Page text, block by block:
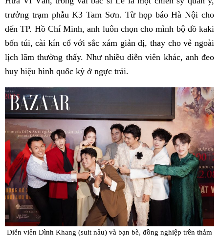
trưởng trạm phẫu K3 Tam Sơn. Từ họp báo Hà Nội cho
đến TP. Hồ Chí Minh, anh luôn chọn cho mình bộ đồ kaki
bốn túi, cài kín cổ với sắc xám giản dị, thay cho vẻ ngoài
lịch lãm thường thấy. Như nhiều diễn viên khác, anh đeo
huy hiệu hình quốc kỳ ở ngực trái.
Diễn viên Đình Khang (suit nâu) và bạn bè, đồng nghiệp trên thảm